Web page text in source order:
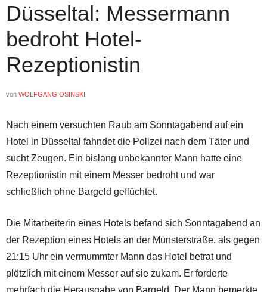
Düsseltal: Messermann
bedroht Hotel-
Rezeptionistin
von WOLFGANG OSINSKI
Nach einem versuchten Raub am Sonntagabend auf ein
Hotel in Düsseltal fahndet die Polizei nach dem Täter und
sucht Zeugen. Ein bislang unbekannter Mann hatte eine
Rezeptionistin mit einem Messer bedroht und war
schließlich ohne Bargeld geflüchtet.
Die Mitarbeiterin eines Hotels befand sich Sonntagabend an
der Rezeption eines Hotels an der Münsterstraße, als gegen
21:15 Uhr ein vermummter Mann das Hotel betrat und
plötzlich mit einem Messer auf sie zukam. Er forderte
mehrfach die Herausgabe von Bargeld. Der Mann bemerkte